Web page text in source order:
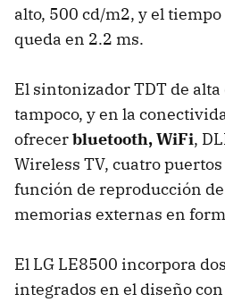
alto, 500 cd/m2, y el
queda en 2.2 ms.
El sintonizadorTDT de
tampoco, y en la
ofrecerbluetooth, WiFi,
Wireless TV, cuatro puertos
función de reproducción
memorias externas en
El LG LE8500 incorpora
integrados en el diseño